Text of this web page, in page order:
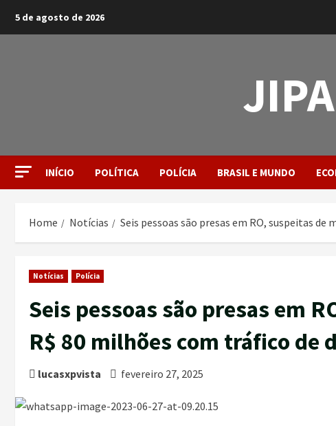
5 de agosto de 2026
INÍCIO POLÍTICA POLÍCIA BRASIL E MUNDO
Home Notícias Seis pessoas são presas em RO, suspeitas
Notícias Polícia
Seis pessoas são presas em
R$ 80 milhões com tráfico de
lucasxpvista fevereiro 27, 2025